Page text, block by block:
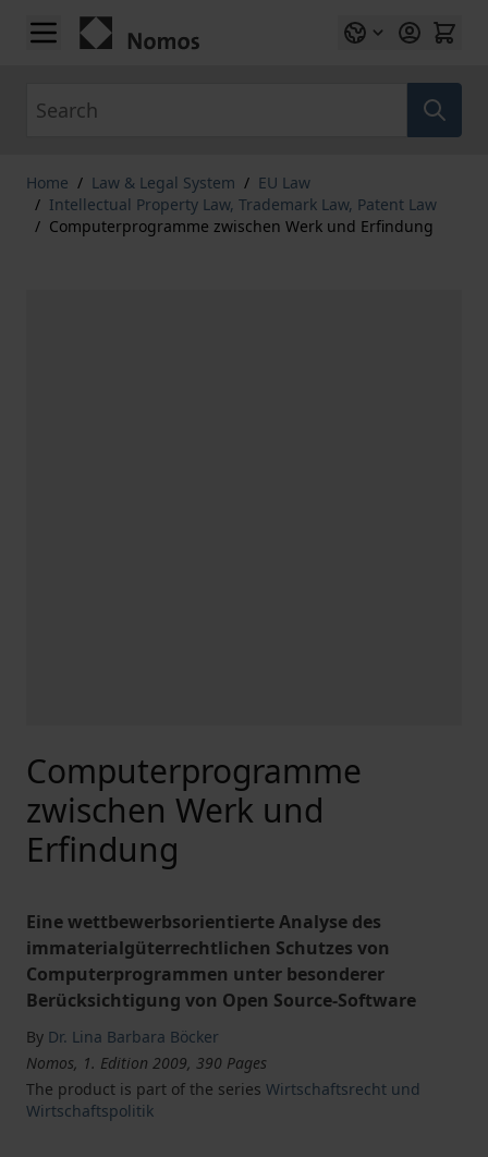
Skip to Content
Home / Law & Legal System / EU Law
/ Intellectual Property Law, Trademark Law, Patent Law
/ Computerprogramme zwischen Werk und Erfindung
Computerprogramme
zwischen Werk und
Erfindung
Eine wettbewerbsorientierte Analyse des
immaterialgüterrechtlichen Schutzes von
Computerprogrammen unter besonderer
Berücksichtigung von Open Source-Software
By Dr. Lina Barbara Böcker
Nomos, 1. Edition 2009, 390 Pages
The product is part of the series Wirtschaftsrecht und
Wirtschaftspolitik